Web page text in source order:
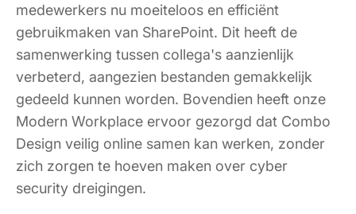
medewerkers nu moeiteloos en efficiënt
gebruikmaken van SharePoint. Dit heeft de
samenwerking tussen collega's aanzienlijk
verbeterd, aangezien bestanden gemakkelijk
gedeeld kunnen worden. Bovendien heeft onze
Modern Workplace ervoor gezorgd dat Combo
Design veilig online samen kan werken, zonder
zich zorgen te hoeven maken over cyber
security dreigingen.